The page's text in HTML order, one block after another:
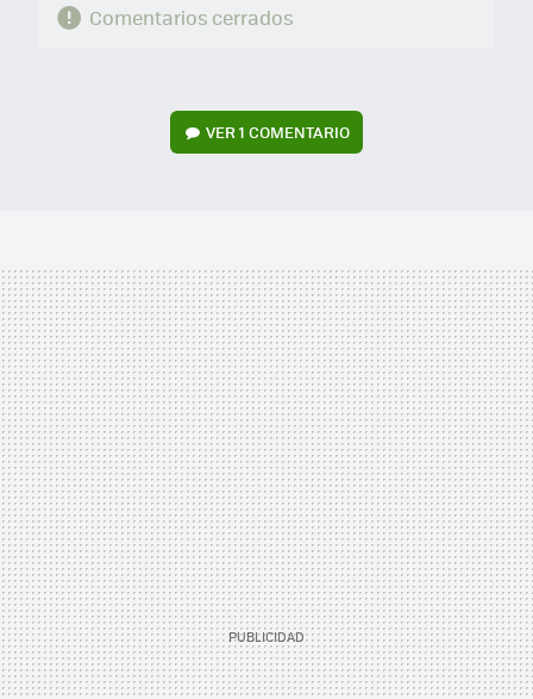
Comentarios cerrados
VER1 COMENTARIO